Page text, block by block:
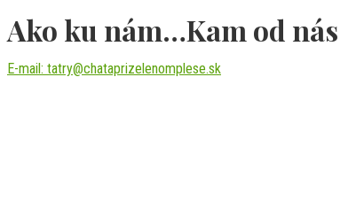
Ako ku nám…Kam od nás
E-mail: tatry@chataprizelenomplese.sk